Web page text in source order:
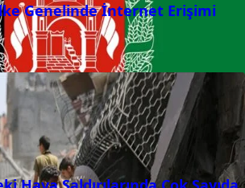
Genelinde İnternet Erişimi